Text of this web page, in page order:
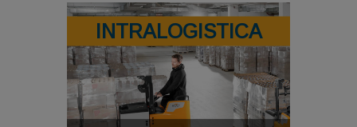
INTRALOGISTICA